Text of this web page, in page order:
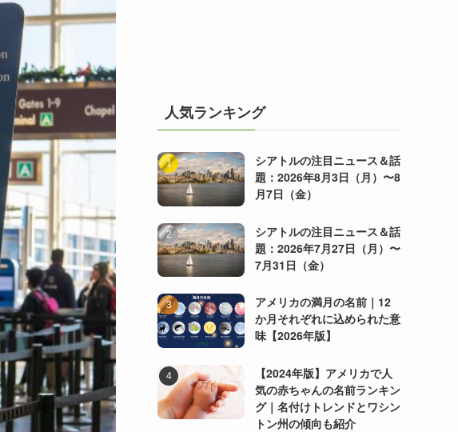
人気ランキング
シアトルの注目ニュース＆話
題：2026年8月3日（月）〜8
月7日（金）
シアトルの注目ニュース＆話
題：2026年7月27日（月）〜
7月31日（金）
アメリカの満月の名前｜12
か月それぞれに込められた意
味【2026年版】
【2024年版】アメリカで人
気の赤ちゃんの名前ランキン
グ｜名付けトレンドとワシン
トン州の傾向も紹介